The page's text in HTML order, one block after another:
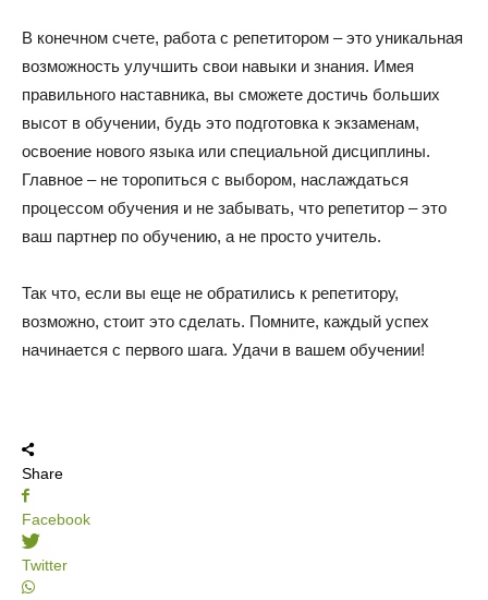
В конечном счете, работа с репетитором – это уникальная
возможность улучшить свои навыки и знания. Имея
правильного наставника, вы сможете достичь больших
высот в обучении, будь это подготовка к экзаменам,
освоение нового языка или специальной дисциплины.
Главное – не торопиться с выбором, наслаждаться
процессом обучения и не забывать, что репетитор – это
ваш партнер по обучению, а не просто учитель.
Так что, если вы еще не обратились к репетитору,
возможно, стоит это сделать. Помните, каждый успех
начинается с первого шага. Удачи в вашем обучении!
Share
Facebook
Twitter